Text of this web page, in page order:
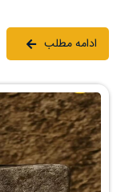
ادامه مطلب